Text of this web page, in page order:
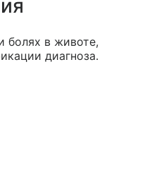
болях в животе,
диагноза.